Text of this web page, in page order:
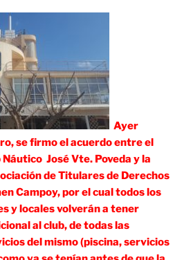
Ayer
se firmo el acuerdo entre el
José Vte. Poveda y la
de Titulares de Derechos
Campoy, por el cual todos los
y locales volverán a tener
al club, de todas las
del mismo (piscina, servicios